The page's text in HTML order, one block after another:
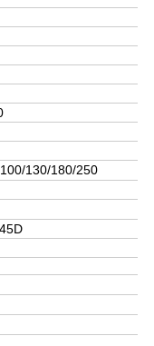
130/180/250